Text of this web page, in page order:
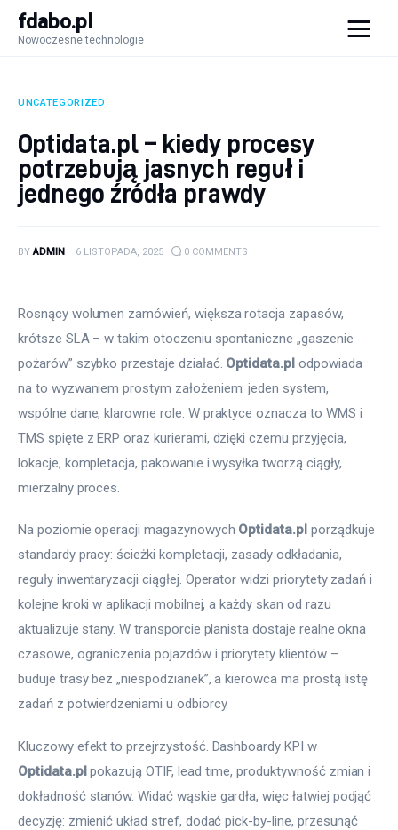
fdabo.pl
Nowoczesne technologie
fdabo.pl
Nowoczesne technologie
Informatyka
Porady
UNCATEGORIZED
Optidata.pl – kiedy procesy
potrzebują jasnych reguł i
jednego źródła prawdy
BY ADMIN 6 LISTOPADA, 2025 0 COMMENTS
Rosnący wolumen zamówień, większa rotacja zapasów,
krótsze SLA – w takim otoczeniu spontaniczne „gaszenie
pożarów” szybko przestaje działać. Optidata.pl odpowiada
na to wyzwaniem prostym założeniem: jeden system,
wspólne dane, klarowne role. W praktyce oznacza to WMS i
TMS spięte z ERP oraz kurierami, dzięki czemu przyjęcia,
lokacje, kompletacja, pakowanie i wysyłka tworzą ciągły,
mierzalny proces.
Na poziomie operacji magazynowych Optidata.pl porządkuje
standardy pracy: ścieżki kompletacji, zasady odkładania,
reguły inwentaryzacji ciągłej. Operator widzi priorytety zadań i
kolejne kroki w aplikacji mobilnej, a każdy skan od razu
aktualizuje stany. W transporcie planista dostaje realne okna
czasowe, ograniczenia pojazdów i priorytety klientów –
buduje trasy bez „niespodzianek”, a kierowca ma prostą listę
zadań z potwierdzeniami u odbiorcy.
Kluczowy efekt to przejrzystość. Dashboardy KPI w
Optidata.pl pokazują OTIF, lead time, produktywność zmian i
dokładność stanów. Widać wąskie gardła, więc łatwiej podjąć
decyzję: zmienić układ stref, dodać pick-by-line, przesunąć